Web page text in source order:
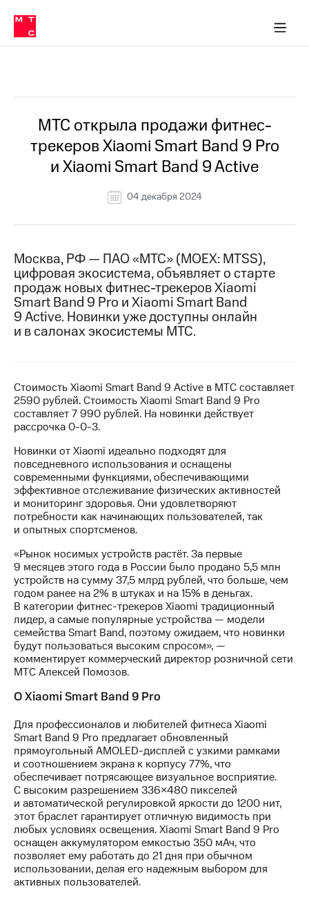
Медиа-центр
и акционерам
Устойчивое развитие
Комплаенс и деловая этика
компании
Карьера
История
компании
Руководство
информация
Контакты
Медиа-центр
Пресс-
релизы
МТС
Интервью
Финансовая
Контакты
Новости
в
регионе
Корпоративное
управление
Корпоративный
секретарь
Раскрытие
информации
Информация
акционерам
Документы
ПАО
"МТС"
акционеров
Личный
кабинет
акционера
Акционерный
капитал
Контроль
и
аудит
Рынок
акций
Описание
в МТС
Пресс-
релизы
МТС
о технологиях
МТС открыла продажи фитнес-
трекеров Xiaomi Smart Band 9 Pro
и Xiaomi Smart Band 9 Active
04 декабря 2024
Москва, РФ — ПАО «МТС» (MOEX: MTSS),
цифровая экосистема, объявляет о старте
продаж новых фитнес-трекеров Xiaomi
Smart Band 9 Pro и Xiaomi Smart Band
9 Active. Новинки уже доступны онлайн
и в салонах экосистемы МТС.
Стоимость Xiaomi Smart Band 9 Active в МТС составляет
2590 рублей. Стоимость Xiaomi Smart Band 9 Pro
составляет 7 990 рублей. На новинки действует
рассрочка 0-0-3.
Новинки от Xiaomi идеально подходят для
повседневного использования и оснащены
современными функциями, обеспечивающими
эффективное отслеживание физических активностей
и мониторинг здоровья. Они удовлетворяют
потребности как начинающих пользователей, так
и опытных спортсменов.
«Рынок носимых устройств растёт. За первые
9 месяцев этого года в России было продано 5,5 млн
устройств на сумму 37,5 млрд рублей, что больше, чем
годом ранее на 2% в штуках и на 15% в деньгах.
В категории фитнес-трекеров Xiaomi традиционный
лидер, а самые популярные устройства — модели
семейства Smart Band, поэтому ожидаем, что новинки
будут пользоваться высоким спросом», —
комментирует коммерческий директор розничной сети
МТС Алексей Помозов.
О Xiaomi Smart Band 9 Prо
Для профессионалов и любителей фитнеса Xiaomi
Smart Band 9 Pro предлагает обновленный
прямоугольный AMOLED-дисплей с узкими рамками
и соотношением экрана к корпусу 77%, что
обеспечивает потрясающее визуальное восприятие.
С высоким разрешением 336×480 пикселей
и автоматической регулировкой яркости до 1200 нит,
этот браслет гарантирует отличную видимость при
любых условиях освещения. Xiaomi Smart Band 9 Pro
оснащен аккумулятором емкостью 350 мАч, что
позволяет ему работать до 21 дня при обычном
использовании, делая его надежным выбором для
активных пользователей.